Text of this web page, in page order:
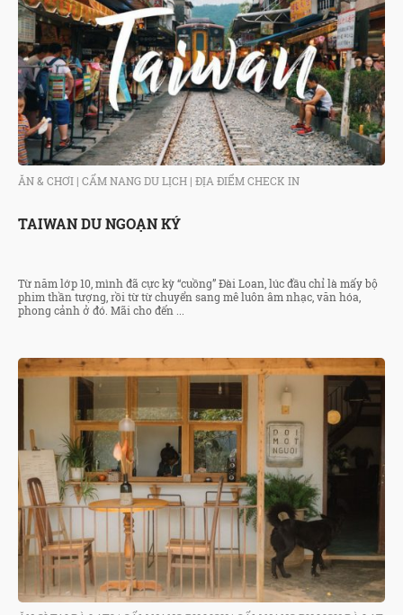
ĂN & CHƠI | CẨM NANG DU LỊCH | ĐỊA ĐIỂM CHECK IN
TAIWAN DU NGOẠN KÝ
Từ năm lớp 10, mình đã cực kỳ “cuồng” Đài Loan, lúc đầu chỉ là mấy bộ
phim thần tượng, rồi từ từ chuyển sang mê luôn âm nhạc, văn hóa,
phong cảnh ở đó. Mãi cho đến ...